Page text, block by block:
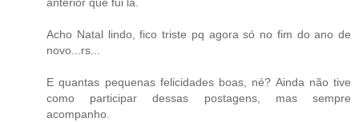
anterior que fui lá.
Acho Natal lindo, fico triste pq agora só no fim do ano de
novo...rs...
E quantas pequenas felicidades boas, né? Ainda não tive
como participar dessas postagens, mas sempre
acompanho.